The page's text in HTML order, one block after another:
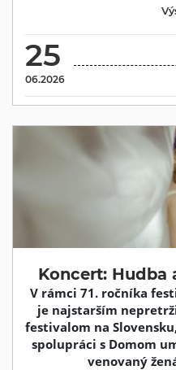
25
06.2026
Koncert: Hudba
V rámci 71. ročníka
je najstarším
festivalom na
spolupráci s Domom
venovaný